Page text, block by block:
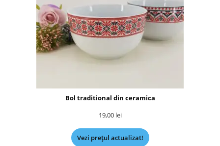
Bol traditional din ceramica
19,00 lei
Vezi prețul actualizat!